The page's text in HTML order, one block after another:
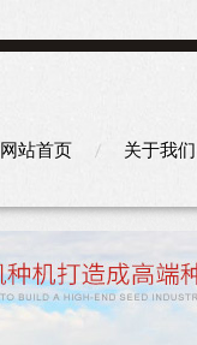
网站首页 关于我们